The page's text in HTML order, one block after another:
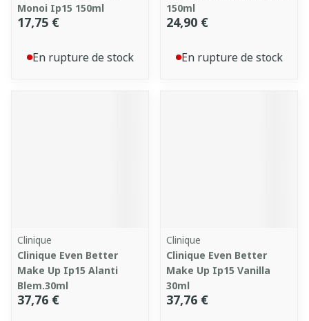
Monoi Ip15 150ml
17,75 €
En rupture de stock
150ml
24,90 €
En rupture de stock
Clinique
Clinique Even Better
Make Up Ip15 Alanti
Blem.30ml
37,76 €
Clinique
Clinique Even Better
Make Up Ip15 Vanilla
30ml
37,76 €